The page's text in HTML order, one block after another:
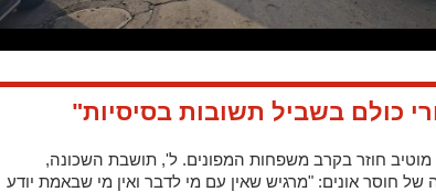
כולם בשביל תשובות בסיסיות"
מוטיב חוזר בקרב משפחות המפונים. ל', תושבת השכונה,
של חוסר אונים: "מרגיש שאין עם מי לדבר ואין מי שבאמת יודע